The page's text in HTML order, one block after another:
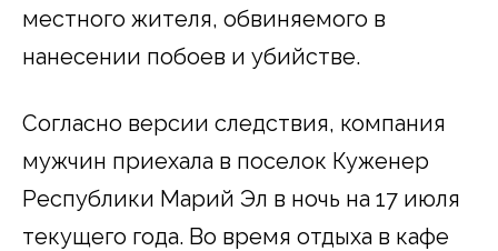
местного жителя, обвиняемого в
нанесении побоев и убийстве.
Согласно версии следствия, компания
мужчин приехала в поселок Куженер
Республики Марий Эл в ночь на 17 июля
текущего года. Во время отдыха в кафе